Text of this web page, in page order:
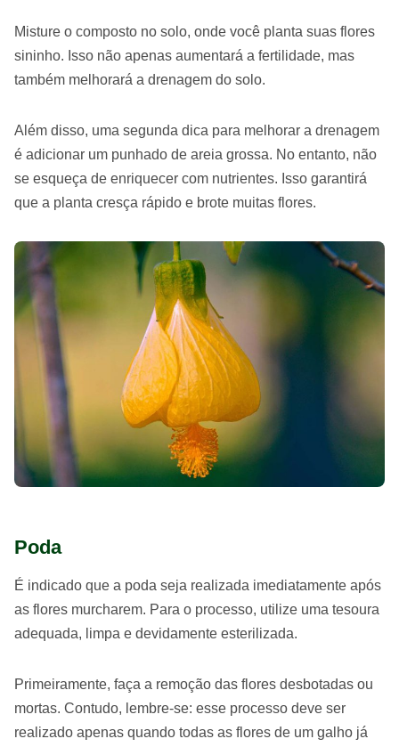
Misture o composto no solo, onde você planta suas flores
sininho. Isso não apenas aumentará a fertilidade, mas
também melhorará a drenagem do solo.
Além disso, uma segunda dica para melhorar a drenagem
é adicionar um punhado de areia grossa. No entanto, não
se esqueça de enriquecer com nutrientes. Isso garantirá
que a planta cresça rápido e brote muitas flores.
Poda
É indicado que a poda seja realizada imediatamente após
as flores murcharem. Para o processo, utilize uma tesoura
adequada, limpa e devidamente esterilizada.
Primeiramente, faça a remoção das flores desbotadas ou
mortas. Contudo, lembre-se: esse processo deve ser
realizado apenas quando todas as flores de um galho já